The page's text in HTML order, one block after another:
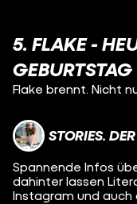
5. FLAKE -
GEBURTSTAG
STORIES.
Spannende Infos
dahinter lassen
Instagram und auch